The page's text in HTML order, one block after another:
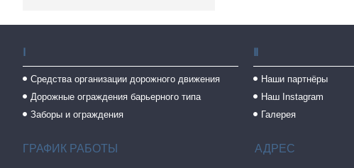
Ⅰ
Средства организации дорожного движения
Дорожные ограждения барьерного типа
Заборы и ограждения
Ⅱ
Наши партнёры
Наш Instagram
Галерея
ГРАФИК РАБОТЫ